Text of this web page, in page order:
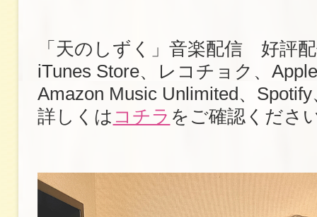
「天のしずく」音楽配信 好評
iTunes Store、レコチョク、
Amazon Music Unlimited、
詳しくは コチラ をご確認くださ